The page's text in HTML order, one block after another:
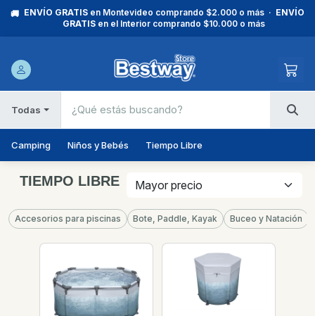
🚚 ENVÍO GRATISen Montevideo comprando $2.000 o más · ENVÍO
GRATIS en el Interior comprando $10.000 o más
Todas
Camping Niños y Bebés Tiempo Libre
TIEMPO LIBRE
Accesorios para piscinas Bote, Paddle, Kayak Buceo y Natación